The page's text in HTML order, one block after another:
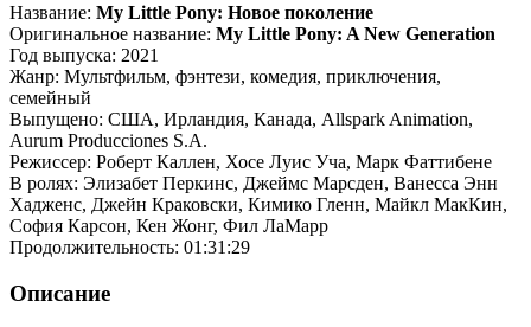
Название: My Little Pony: Новое поколение
Оригинальное название: My Little Pony: A New Generation
Год выпуска: 2021
Жанр: Мультфильм, фэнтези, комедия, приключения,
семейный
Выпущено: США, Ирландия, Канада, Allspark Animation,
Aurum Producciones S.A.
Режиссер: Роберт Каллен, Хосе Луис Уча, Марк Фаттибене
В ролях: Элизабет Перкинс, Джеймс Марсден, Ванесса Энн
Хадженс, Джейн Краковски, Кимико Гленн, Майкл МакКин,
София Карсон, Кен Жонг, Фил ЛаМарр
Продолжительность: 01:31:29
Описание